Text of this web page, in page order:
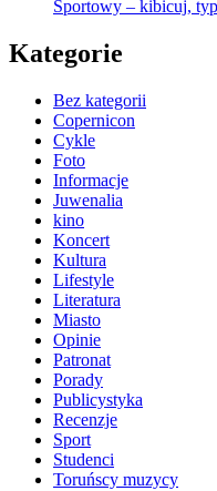
Sportowy – kibicuj,
Kategorie
Bez kategorii
Copernicon
Cykle
Foto
Informacje
Juwenalia
kino
Koncert
Kultura
Lifestyle
Literatura
Miasto
Opinie
Patronat
Porady
Publicystyka
Recenzje
Sport
Studenci
Toruńscy muzycy